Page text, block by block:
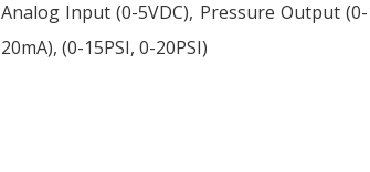
Analog Input (0-5VDC), Pressure Output
20mA), (0-15PSI, 0-20PSI)